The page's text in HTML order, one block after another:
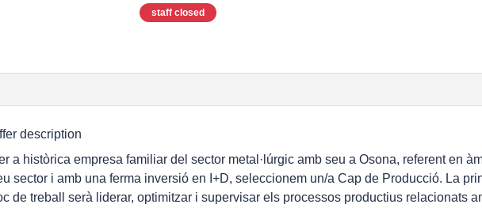
staff closed
description
a històrica empresa familiar del sector metal·lúrgic amb seu a Osona, referent en
sector i amb una ferma inversió en I+D, seleccionem un/a Cap de Producció. La
de treball serà liderar, optimitzar i supervisar els processos productius relacionats